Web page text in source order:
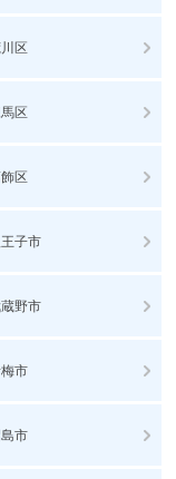
区
区
区
王子市
野市
市
市